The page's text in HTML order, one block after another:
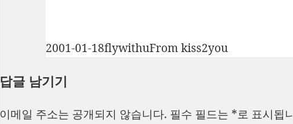
작
일
2001-01-18글
flywithu카
From kiss2you
답글 남기기
이메일 주소는 공개되지 않습니다. 필수 필드는 *로 표시됩